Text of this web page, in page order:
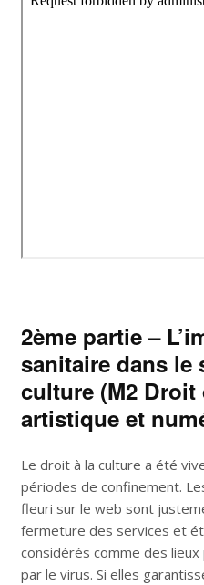
2ème partie –
sanitaire dans le
culture (M2 Droit
artistique et
Le droit à la culture a été
périodes de confinement.
fleuri sur le web sont
fermeture des services et
considérés comme des
par le virus. Si elles